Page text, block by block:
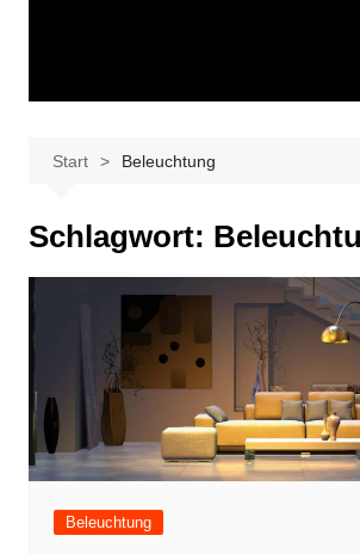
Start Beleuchtung
Schlagwort:
Beleuchtung